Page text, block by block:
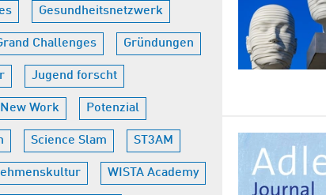
Gesundheitsnetzwerk
Challenges Gründungen
Jugend forscht
New Work Potenzial
Science Slam ST3AM
WISTA Academy